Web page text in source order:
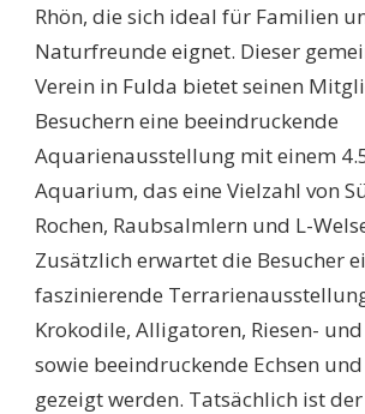
Rhön, die sich ideal für Familien
Naturfreunde eignet. Dieser
Verein in Fulda bietet seinen
Besuchern eine beeindruckende
Aquarienausstellung mit einem
Aquarium, das eine Vielzahl von
Rochen, Raubsalmlern und L-
Zusätzlich erwartet die Besucher
faszinierende
Krokodile, Alligatoren, Riesen-
sowie beeindruckende Echsen
gezeigt werden. Tatsächlich ist